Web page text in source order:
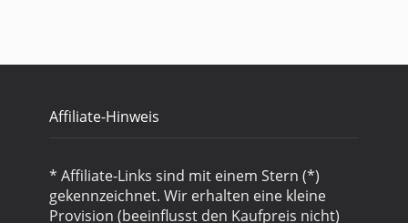
Affiliate-Hinweis
* Affiliate-Links sind mit einem Stern (*)
gekennzeichnet. Wir erhalten eine kleine
Provision (beeinflusst den Kaufpreis nicht)